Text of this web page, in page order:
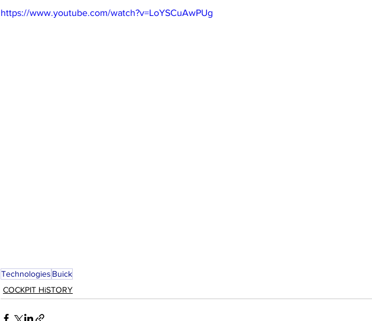
https://www.youtube.com/watch?v=LoYSCuAwPUg
Technologies Buick
COCKPIT HiSTORY